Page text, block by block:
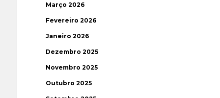
Março 2026
Fevereiro 2026
Janeiro 2026
Dezembro 2025
Novembro 2025
Outubro 2025